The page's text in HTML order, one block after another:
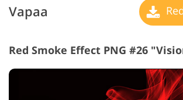
Vapaa
Red Smoke Effect PNG #26